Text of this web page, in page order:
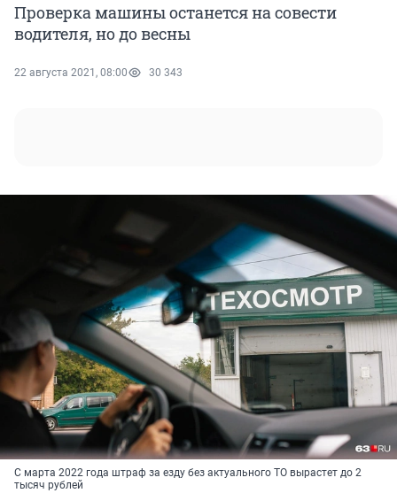
Проверка машины останется на совести
водителя, но до весны
22 августа 2021, 08:00 30 343
С марта 2022 года штраф за езду без актуального ТО вырастет до 2
тысяч рублей